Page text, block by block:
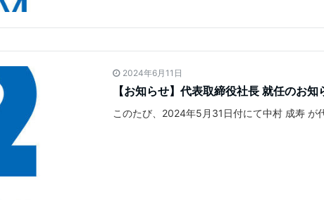
2024年6月11日
【お知らせ】代表取締役社長 就任のお
このたび、2024年5月31日付にて中村 成寿 が